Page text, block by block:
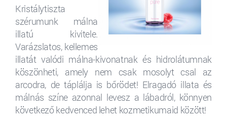
Kristálytiszta
szérumunk málna
illatú kivitele.
Varázslatos, kellemes
illatát valódi málna-kivonatnak és hidrolátumnak
köszönheti, amely nem csak mosolyt csal az
arcodra, de táplálja is bőrödet! Elragadó illata és
málnás színe azonnal levesz a lábadról, könnyen
következő kedvenced lehet kozmetikumaid között!